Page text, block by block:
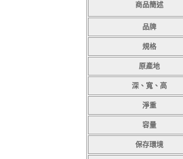
商品簡述
品牌
規格
原產地
深、寬、高
淨重
容量
保存環境